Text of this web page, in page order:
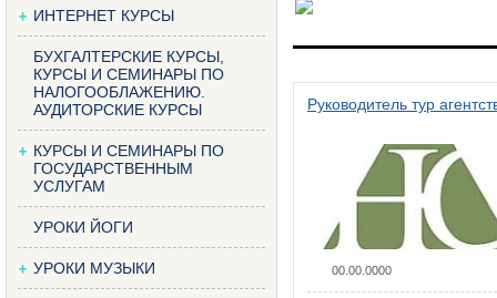
ИНТЕРНЕТ КУРСЫ
БУХГАЛТЕРСКИЕ КУРСЫ,
КУРСЫ И СЕМИНАРЫ ПО
НАЛОГООБЛАЖЕНИЮ.
АУДИТОРСКИЕ КУРСЫ
КУРСЫ И СЕМИНАРЫ ПО
ГОСУДАРСТВЕННЫМ
УСЛУГАМ
УРОКИ ЙОГИ
УРОКИ МУЗЫКИ
Руководитель тур
00.00.0000